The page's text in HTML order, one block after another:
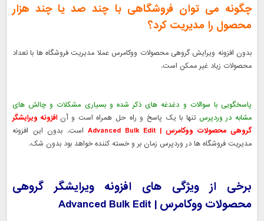
چگونه می توان فروشگاهی با چند صد یا چند هزار
محصول را مدیریت کرد؟
بدون افزونه ویرایش گروهی محصولات ووکامرس عملا مدیریت فروشگاه ها با تعداد
محصولات زیاد غیر ممکن است.
پاسخگویی با سوالات و دغدغه های ذکر شده و بسیاری مشکلات و چالش های
مشابه در وردپرس تنها با یک پاسخ و راه حل همراه است و آن افزونه ویرایشگر
گروهی محصولات ووکامرس | Advanced Bulk Edit
است. بدون این افزونه
مدیریت فروشگاه ها در وردپرس زمان بر و خسته کننده خواهد بود بدون شک.
برخی از ویژگی های افزونه ویرایشگر گروهی
محصولات ووکامرس | Advanced Bulk Edit